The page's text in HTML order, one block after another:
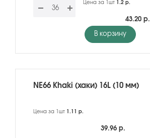
Цена за 1шт 1.2 р.
43.20 р.
В корзину
NE66 Khaki (хаки) 16L (10 мм)
Цена за 1шт 1.11 р.
39.96 р.